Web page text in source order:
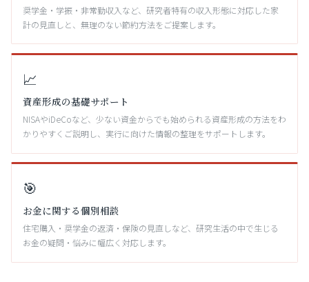
奨学金・学振・非常勤収入など、研究者特有の収入形態に対応した家
計の見直しと、無理のない節約方法をご提案します。
📈
資産形成の基礎サポート
NISAやiDeCoなど、少ない資金からでも始められる資産形成の方法をわ
かりやすくご説明し、実行に向けた情報の整理をサポートします。
🎯
お金に関する個別相談
住宅購入・奨学金の返済・保険の見直しなど、研究生活の中で生じる
お金の疑問・悩みに幅広く対応します。